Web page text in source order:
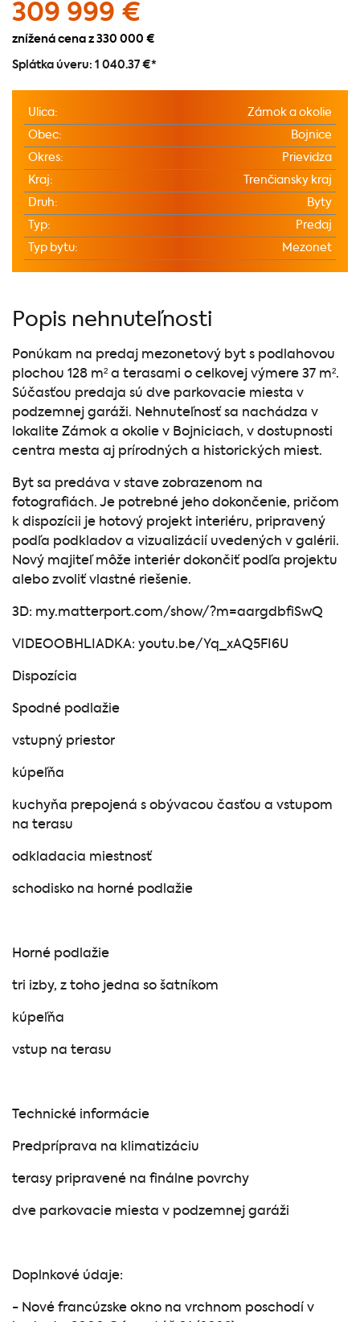
309 999 €
znížená cena z 330 000 €
Splátka úveru: 1 040.37 €*
Ulica:
Zámok a okolie
Obec:
Bojnice
Okres:
Prievidza
Kraj:
Trenčiansky kraj
Druh:
Byty
Typ:
Predaj
Typ bytu:
Mezonet
Popis nehnuteľnosti
Ponúkam na predaj mezonetový byt s podlahovou
plochou 128 m² a terasami o celkovej výmere 37 m².
Súčasťou predaja sú dve parkovacie miesta v
podzemnej garáži. Nehnuteľnosť sa nachádza v
lokalite Zámok a okolie v Bojniciach, v dostupnosti
centra mesta aj prírodných a historických miest.
Byt sa predáva v stave zobrazenom na
fotografiách. Je potrebné jeho dokončenie, pričom
k dispozícii je hotový projekt interiéru, pripravený
podľa podkladov a vizualizácií uvedených v galérii.
Nový majiteľ môže interiér dokončiť podľa projektu
alebo zvoliť vlastné riešenie.
3D: my.matterport.com/show/?m=aargdbfiSwQ
VIDEOOBHLIADKA: youtu.be/Yq_xAQ5FI6U
Dispozícia
Spodné podlažie
vstupný priestor
kúpeľňa
kuchyňa prepojená s obývacou časťou a vstupom
na terasu
odkladacia miestnosť
schodisko na horné podlažie
Horné podlažie
tri izby, z toho jedna so šatníkom
kúpeľňa
vstup na terasu
Technické informácie
Predpríprava na klimatizáciu
terasy pripravené na finálne povrchy
dve parkovacie miesta v podzemnej garáži
Doplnkové údaje:
- Nové francúzske okno na vrchnom poschodí v